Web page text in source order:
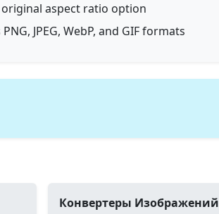
aspect ratio option
JPEG, WebP, and GIF formats
Конвертеры Изображений